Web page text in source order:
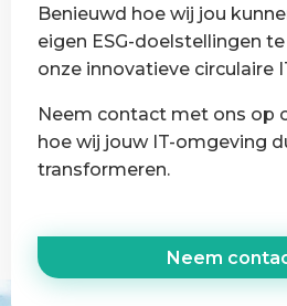
Benieuwd hoe wij jou
eigen ESG-doelstellingen
onze innovatieve circulaire
Neem contact met ons op
hoe wij jouw IT-omgeving
transformeren.
Neem